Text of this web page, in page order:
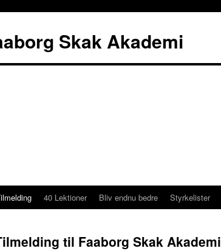
Skak Akademi
40 Lektioner Bliv endnu bedre Styrkelister
til Faaborg Skak Akademi